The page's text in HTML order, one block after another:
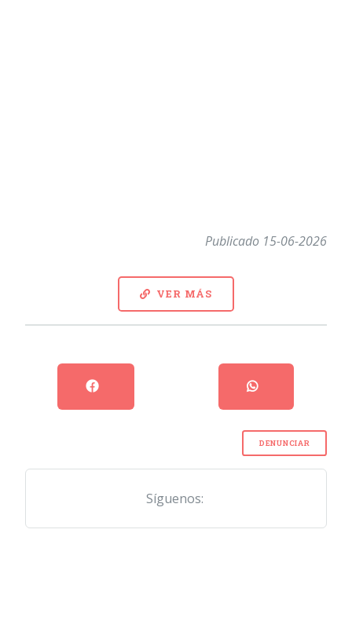
Publicado 15-06-2026
VER MÁS
DENUNCIAR
Síguenos: